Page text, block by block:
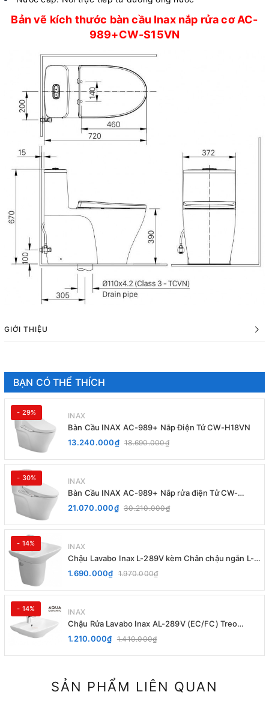
Bản vẽ kích thước bàn cầu Inax nắp rửa cơ AC-
989+CW-S15VN
GIỚI THIỆU
BẠN CÓ THỂ THÍCH
- 29% INAX
Bàn Cầu INAX AC-989+ Nắp Điện Tử CW-H18VN
13.240.000₫ 18.690.000₫
- 30% INAX
Bàn Cầu INAX AC-989+ Nắp rửa điện Tử CW-
H20VN
21.070.000₫ 30.210.000₫
- 14% INAX
Chậu Lavabo Inax L-289V kèm Chân chậu ngắn L-
288VC Treo Tường
1.690.000₫ 1.970.000₫
- 14% INAX
Chậu Rửa Lavabo Inax AL-289V (EC/FC) Treo
Tường Aqua Ceramic
1.210.000₫ 1.410.000₫
SẢN PHẨM LIÊN QUAN